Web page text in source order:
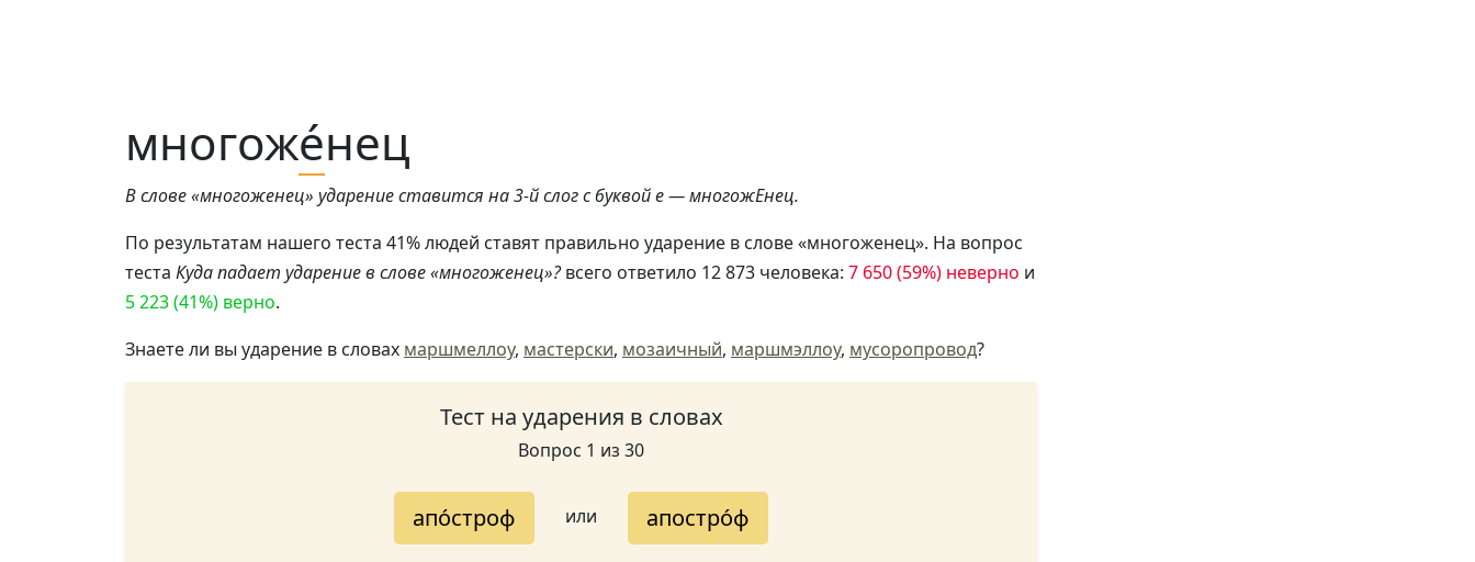
многоже́нец
В слове «многоженец» ударение ставится на 3-й слог с буквой е — многожЕнец.
По результатам нашего теста 41% людей ставят правильно ударение в слове «многоженец». На вопрос
теста Куда падает ударение в слове «многоженец»?всего ответило 12 873 человека: 7 650 (59%) неверно и
5 223 (41%) верно.
Знаете ли вы ударение в словах маршмеллоу, мастерски, мозаичный, маршмэллоу, мусоропровод?
Тест на ударения в словах
Вопрос 1 из 30
апо́строф или апостро́ф